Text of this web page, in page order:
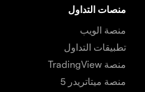
منصات التداول
منصة الويب
تطبيقات التداول
منصة TradingView
منصة ميتاتريدر 5